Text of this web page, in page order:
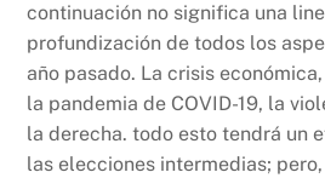
continuación no significa una
profundización de todos los
año pasado. La crisis
la pandemia de COVID-19, la
la derecha. todo esto tendrá un
las elecciones intermedias;